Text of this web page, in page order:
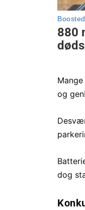
og
dog